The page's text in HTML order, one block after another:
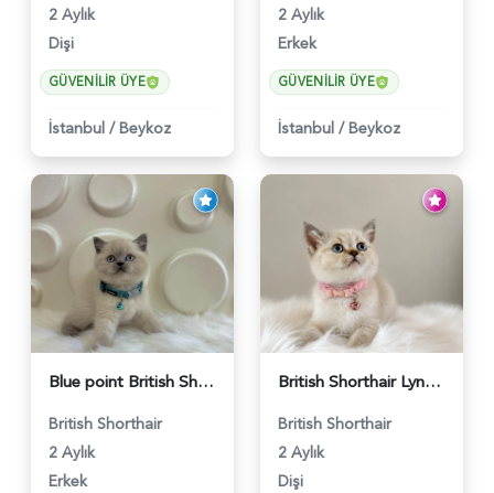
2 Aylık
Dişi
GÜVENILIR ÜYE
İstanbul / Beykoz
2 Aylık
Erkek
GÜVENILIR ÜYE
İstanbul / Beykoz
Blue point British Shorthair Kedim 2 Aylık - 4132
British Shorthair
2 Aylık
Erkek
British Shorthair Lynx Point Dişi Yavrumuz Yuva Arıyor - 5148
British Shorthair
2 Aylık
Dişi